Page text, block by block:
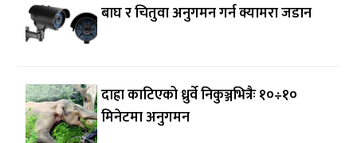
बाघ र चितुवा अनुगमन गर्न क्यामरा जडान
दाह्रा काटिएको ध्रुर्वे निकुञ्जभित्रैः १०÷१०
मिनेटमा अनुगमन